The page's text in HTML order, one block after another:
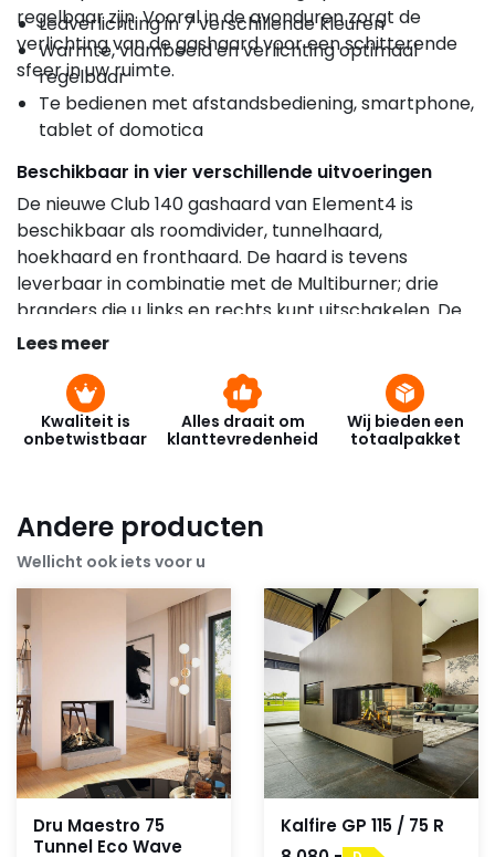
regelbaar zijn. Vooral in de avonduren zorgt de
verlichting van de gashaard voor een schitterende
sfeer in uw ruimte.
Ledverlichting in 7 verschillende kleuren
Warmte, vlambeeld en verlichting optimaal
regelbaar
Te bedienen met afstandsbediening, smartphone,
tablet of domotica
Beschikbaar in vier verschillende uitvoeringen
De nieuwe Club 140 gashaard van Element4 is
beschikbaar als roomdivider, tunnelhaard,
hoekhaard en fronthaard. De haard is tevens
leverbaar in combinatie met de Multiburner; drie
branders die u links en rechts kunt uitschakelen. De
Multiburner van de Club 140 serie is bovendien in drie
kiezels, witte of grijze stenen.
Lees meer
Kwaliteit is
onbetwistbaar
Alles draait om
klanttevredenheid
Wij bieden een
totaalpakket
Andere producten
Wellicht ook iets voor u
Dru Maestro 75
Tunnel Eco Wave
Kalfire GP 115 / 75 R